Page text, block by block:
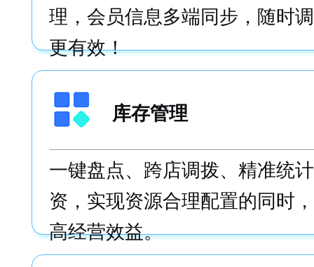
理，会员信息多端同步，随时
更有效！
库存管理
一键盘点、跨店调拨、精准统
资，实现资源合理配置的同时
高经营效益。